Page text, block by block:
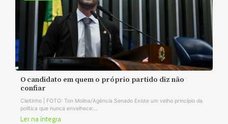
O candidato em quem o próprio partido diz não
confiar
Cleitinho | FOTO: Ton Molina/Agência Senado Existe um velho princípio da
política que nunca envelhece:...
Ler na íntegra